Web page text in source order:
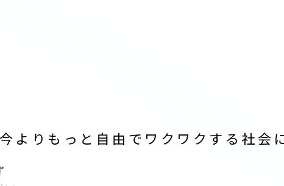
今よりもっと自由でワクワクする社会